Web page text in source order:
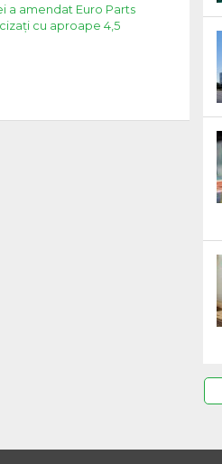
a amendat Euro Parts
cu aproape 4,5